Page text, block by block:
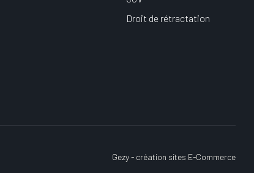
Droit de rétractation
Gezy - création sites E-Commerce